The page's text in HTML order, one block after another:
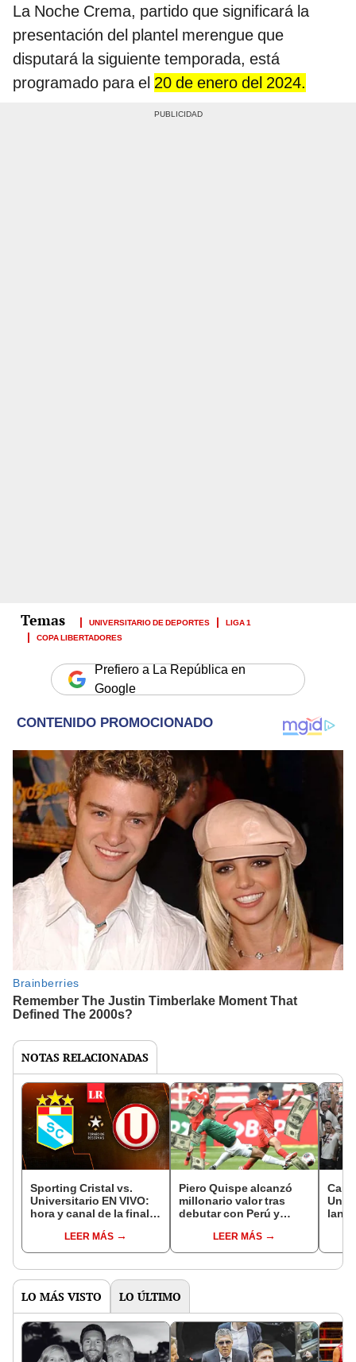
La Noche Crema, partido que significará la
presentación del plantel merengue que
disputará la siguiente temporada, está
programado para el 20 de enero del 2024.
UNIVERSITARIO DE DEPORTES
LIGA 1
COPA LIBERTADORES
Prefiero a La República en
Google
NOTAS RELACIONADAS
Sporting Cristal vs.
Universitario EN VIVO:
hora y canal de la final
Reservas 2023
LEER MÁS
Piero Quispe alcanzó
millonario valor tras
debutar con Perú y
que CuevaLEER MÁS
LO MÁS VISTO LO ÚLTIMO